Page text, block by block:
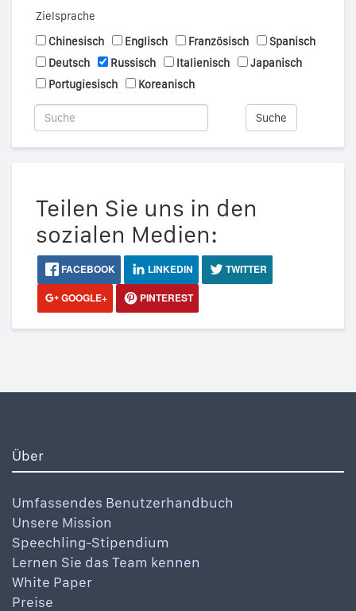
Zielsprache
Chinesisch
Englisch Französisch
Spanisch
Deutsch
Russisch Italienisch
Japanisch
Portugiesisch
Koreanisch
Suche
Teilen Sie uns in den
sozialen Medien:
FACEBOOK LINKEDIN
TWITTER
GOOGLE+
PINTEREST
Über
Umfassendes Benutzerhandbuch
Unsere Mission
Speechling-Stipendium
Lernen Sie das Team kennen
White Paper
Preise